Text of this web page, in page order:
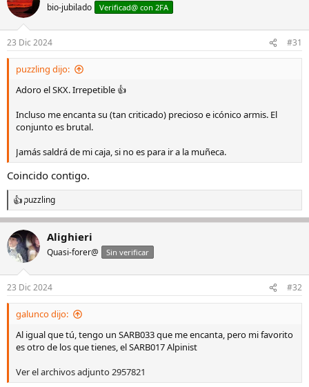
bio-jubilado Verificad@ con 2FA
23 Dic 2024 #31
puzzling dijo:
Adoro el SKX. Irrepetible 👍
Incluso me encanta su (tan criticado) precioso e icónico armis. El
conjunto es brutal.
Jamás saldrá de mi caja, si no es para ir a la muñeca.
Coincido contigo.
R
e
a
c
c
i
e
s
puzzling
Alighieri
Quasi-forer@ Sin verificar
23 Dic 2024 #32
galunco dijo:
Al igual que tú, tengo un SARB033 que me encanta, pero mi favorito
es otro de los que tienes, el SARB017 Alpinist
Ver el archivos adjunto 2957821